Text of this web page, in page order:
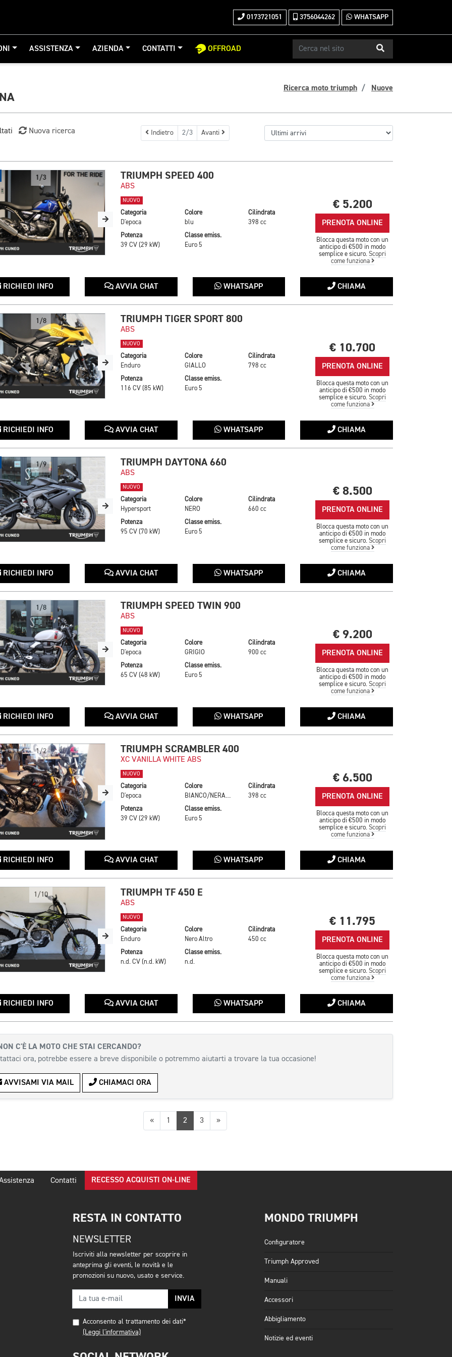
0173721051 3756044262 WHATSAPP
ASSISTENZA AZIENDA CONTATTI OFFROAD
Ricerca moto triumph Nuove
Nuova ricerca Indietro 2/3 Avanti
1/3 TRIUMPH SPEED 400
ABS
NUOVO
Categoria
D'epoca
Colore
blu
Cilindrata
398 cc
Potenza
39 CV (29 kW)
Classe emiss.
Euro 5
€ 5.200
PRENOTA ONLINE
Blocca questa moto con un
anticipo di €500 in modo
semplice e sicuro.Scopri
come funziona
RICHIEDI INFO AVVIA CHAT WHATSAPP CHIAMA
1/8 TRIUMPH TIGER SPORT 800
ABS
NUOVO
Categoria
Enduro
Colore
GIALLO
Cilindrata
798 cc
Potenza
116 CV (85 kW)
Classe emiss.
Euro 5
€ 10.700
PRENOTA ONLINE
Blocca questa moto con un
anticipo di €500 in modo
semplice e sicuro.Scopri
come funziona
RICHIEDI INFO AVVIA CHAT WHATSAPP CHIAMA
1/9 TRIUMPH DAYTONA 660
ABS
NUOVO
Categoria
Hypersport
Colore
NERO
Cilindrata
660 cc
Potenza
95 CV (70 kW)
Classe emiss.
Euro 5
€ 8.500
PRENOTA ONLINE
Blocca questa moto con un
anticipo di €500 in modo
semplice e sicuro.Scopri
come funziona
RICHIEDI INFO AVVIA CHAT WHATSAPP CHIAMA
1/8 TRIUMPH SPEED TWIN 900
ABS
NUOVO
Categoria
D'epoca
Colore
GRIGIO
Cilindrata
900 cc
Potenza
65 CV (48 kW)
Classe emiss.
Euro 5
€ 9.200
PRENOTA ONLINE
Blocca questa moto con un
anticipo di €500 in modo
semplice e sicuro.Scopri
come funziona
RICHIEDI INFO AVVIA CHAT WHATSAPP CHIAMA
1/2 TRIUMPH SCRAMBLER 400
XC VANILLA WHITE ABS
NUOVO
Categoria
D'epoca
Colore
BIANCO/NERA/GIALLA
Cilindrata
398 cc
Potenza
39 CV (29 kW)
Classe emiss.
Euro 5
€ 6.500
PRENOTA ONLINE
Blocca questa moto con un
anticipo di €500 in modo
semplice e sicuro.Scopri
come funziona
RICHIEDI INFO AVVIA CHAT WHATSAPP CHIAMA
1/10 TRIUMPH TF 450 E
ABS
NUOVO
Categoria
Enduro
Colore
Nero Altro
Cilindrata
450 cc
Potenza
n.d. CV (n.d. kW)
Classe emiss.
n.d.
€ 11.795
PRENOTA ONLINE
Blocca questa moto con un
anticipo di €500 in modo
semplice e sicuro.Scopri
come funziona
RICHIEDI INFO AVVIA CHAT WHATSAPP CHIAMA
C'È LA MOTO CHE STAI CERCANDO?
ora, potrebbe essere a breve disponibile o potremmo aiutarti a trovare la tua occasione!
AVVISAMI VIA MAIL CHIAMACI ORA
«Precedente
1 2 3 »Successiva
Contatti RECESSO ACQUISTI ON-LINE
RESTA IN CONTATTO
NEWSLETTER
Iscriviti alla newsletter per scoprire in
anteprima gli eventi, le novità e le
promozioni su nuovo, usato e service.
INVIA
Acconsento al trattamento dei dati*
(Leggi l'informativa)
MONDO TRIUMPH
Configuratore
Triumph Approved
Manuali
Accessori
Abbigliamento
Notizie ed eventi